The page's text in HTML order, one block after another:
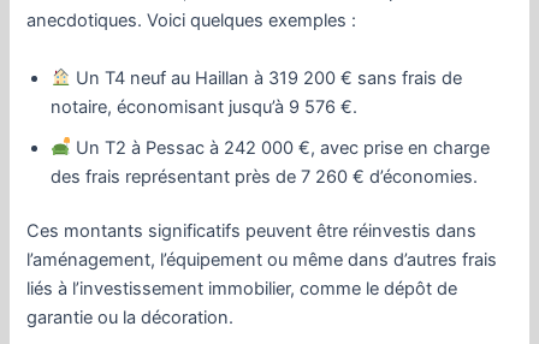
anecdotiques. Voici quelques exemples :
Un T4 neuf au Haillan à 319 200 € sans frais de
notaire, économisant jusqu’à 9 576 €.
Un T2 à Pessac à 242 000 €, avec prise en charge
des frais représentant près de 7 260 € d’économies.
Ces montants significatifs peuvent être réinvestis dans
l’aménagement, l’équipement ou même dans d’autres frais
liés à l’investissement immobilier, comme le dépôt de
garantie ou la décoration.